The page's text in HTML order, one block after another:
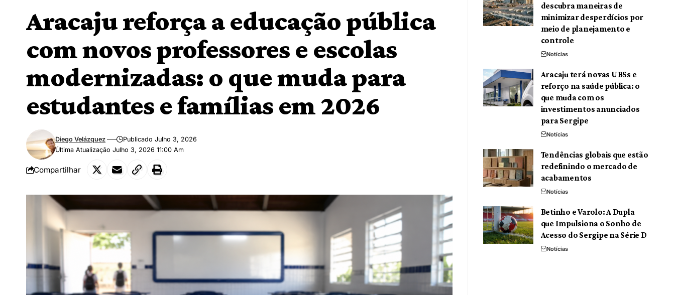
Aracaju reforça a educação pública
com novos professores e escolas
modernizadas: o que muda para
estudantes e famílias em 2026
Última Atualização Julho 3, 2026 11:00 Am
Diego Velázquez Publicado Julho 3, 2026
Compartilhar
descubra maneiras de
minimizar desperdícios por
meio de planejamento e
controle
Notícias
Aracaju terá novas UBSs e
reforço na saúde pública: o
que muda com os
investimentos anunciados
para Sergipe
Notícias
Tendências globais que estão
redefinindo o mercado de
acabamentos
Notícias
Betinho e Varolo: A Dupla
que Impulsiona o Sonho de
Acesso do Sergipe na Série D
Notícias